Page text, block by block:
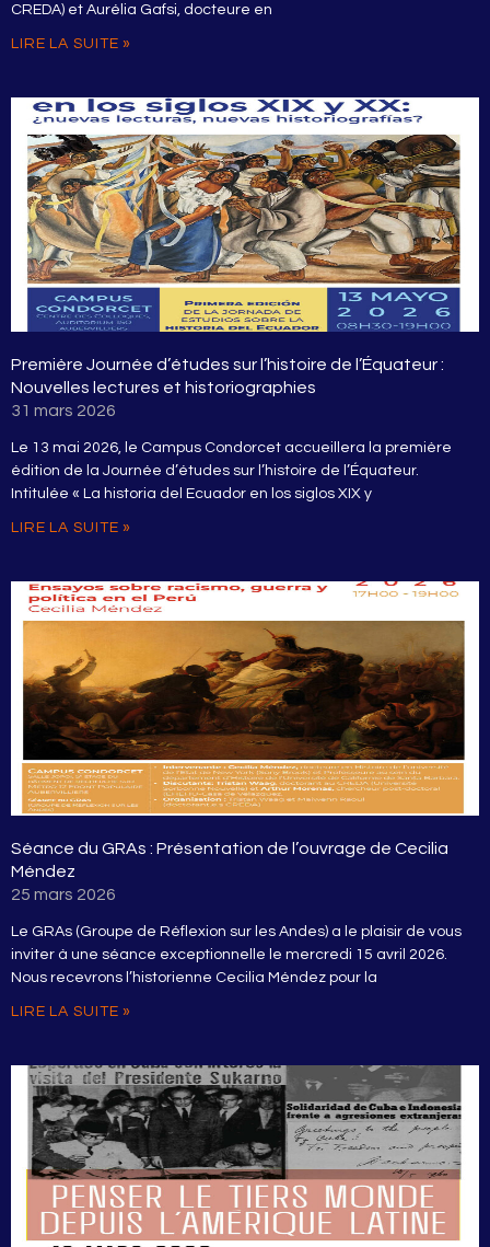
CREDA) et Aurélia Gafsi, docteure en
LIRE LA SUITE »
Première Journée d’études sur l’histoire de l’Équateur :
Nouvelles lectures et historiographies
31 mars 2026
Le 13 mai 2026, le Campus Condorcet accueillera la première
édition de la Journée d’études sur l’histoire de l’Équateur.
Intitulée « La historia del Ecuador en los siglos XIX y
LIRE LA SUITE »
Séance du GRAs : Présentation de l’ouvrage de Cecilia
Méndez
25 mars 2026
Le GRAs (Groupe de Réflexion sur les Andes) a le plaisir de vous
inviter à une séance exceptionnelle le mercredi 15 avril 2026.
Nous recevrons l’historienne Cecilia Méndez pour la
LIRE LA SUITE »